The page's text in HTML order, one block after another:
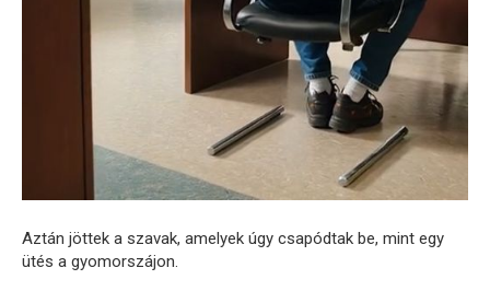
Aztán jöttek a szavak, amelyek úgy csapódtak be, mint egy
ütés a gyomorszájon.